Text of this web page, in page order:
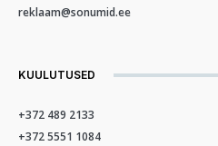
reklaam@sonumid.ee
KUULUTUSED
+372 489 2133
+372 5551 1084